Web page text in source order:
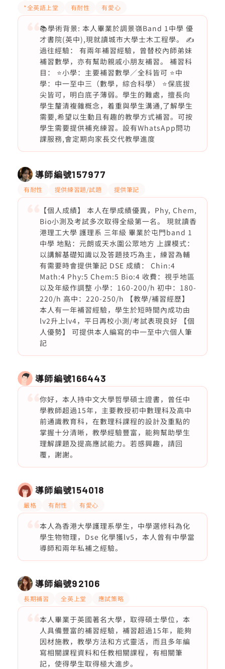
*全英語上堂 有耐性 有愛心
📚學術背景: 本人畢業於調景嶺Band 1中學 優
才書院(英中),現就讀城市大學士木工程學。 ✍️
過往經驗： 有兩年補習經驗，曾替校內師弟妹
補習數學，亦有幫助親戚小朋友補習。 補習科
目： ⭐️小學：主要補習數學／全科皆可 ⭐️中
學：中一至中三（數學，綜合科學） ⭐️保底拔
尖皆可，明白底子薄弱。學生的難處，擅長向
學生釐清複雜概念，着重與學生溝通,了解學生
需要,希望以生動且有趣的教學方式補習。可按
學生需要提供補充練習。設有WhatsApp問功
課服務,會定期向家長交代教學進度
導師編號157977
有耐性 提供練習題/試題 提供筆記
【個人成績】 本人在學成績優異，Phy, Chem,
Bio小測及考試多次取得全級第一名。 現就讀香
港理工大學 護理系 三年級 畢業於屯門band 1
中學 地點：元朗或天水圍公眾地方 上課模式：
以講解基礎知識以及答題技巧為主，練習為輔
有需要時會提供筆記 DSE 成績： Chin:4
Math:4 Phy:5 Chem:5 Bio:4 收費：視乎地區
以及年級作調整 小學：160-200/h 初中：180-
220/h 高中：220-250/h 【教學/補習經歷】
本人有一年補習經驗，學生於短時間內成功由
lv2升上lv4，平日再校小測/考試表現良好 【個
人優勢】 可提供本人編寫的中一至中六個人筆
記
導師編號166443
你好，本人持中文大學哲學碩士證書，曾任中
學教師超過15年，主要教授初中數理科及高中
前通識教育科，在數理科課程的設計及重點的
掌握十分清晰，教學經驗豐富，能夠幫助學生
理解課題及提高應試能力。若感興趣，請回
覆，謝謝。
導師編號154018
嚴格 有耐性 有愛心
本人為香港大學護理系學生，中學選修科為化
學生物物理，Dse 化學獲lv5，本人曾有中學當
導師和兩年私補之經驗。
導師編號92106
長期補習 全英上堂 應試策略
本人畢業于英國著名大學，取得碩士學位，本
人具備豐富的補習經驗，補習超過15年，能夠
因材施教，教學方法和方式靈活，而且多年編
寫相關課程資料和任教相關課程，有相關筆
記，使得學生取得極大進步。